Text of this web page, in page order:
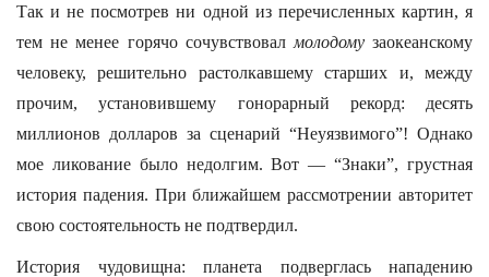
Так и не посмотрев ни одной из перечисленных картин, я
тем не менее горячо сочувствовалмолодомузаокеанскому
человеку, решительно растолкавшему старших и, между
прочим, установившему гонорарный рекорд: десять
миллионов долларов за сценарий “Неуязвимого”! Однако
мое ликование было недолгим. Вот — “Знаки”, грустная
история падения. При ближайшем рассмотрении авторитет
свою состоятельность не подтвердил.
История чудовищна: планета подверглась нападению